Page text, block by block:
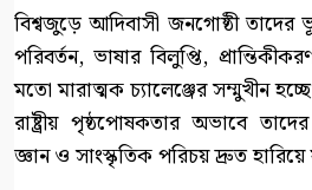
বিশ্বজুড়ে আদিবাসী জনগোষ্ঠী
পরিবর্তন, ভাষার বিলুপ্তি,
মতো মারাত্মক চ্যালেঞ্জের সম্মুখীন
রাষ্ট্রীয় পৃষ্ঠপোষকতার অভাবে
জ্ঞান ও সাংস্কৃতিক পরিচয় দ্রুত হারিয়ে